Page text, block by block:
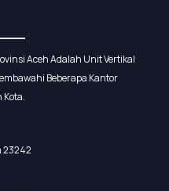
Aceh Adalah Unit Vertikal
Beberapa Kantor
23242